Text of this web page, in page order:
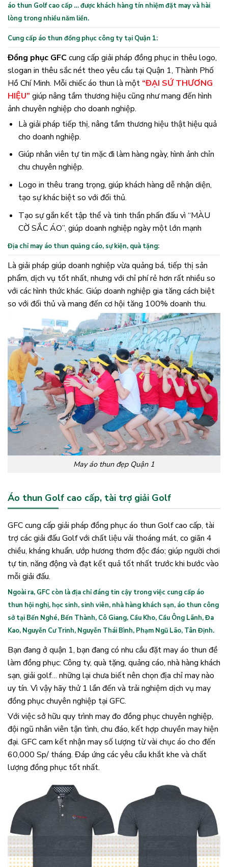
áo thun Golf cao cấp … được khách hàng tín nhiệm đặt may và hài
lòng trong nhiều năm liền.
Cung cấp áo thun đồng phục công ty tại Quận 1:
Đồng phục GFCcung cấp giải pháp đồng phục in thêu logo,
slogan in thêu sắc nét theo yêu cầu tại Quận 1, Thành Phố
Hồ Chí Minh. Mỗi chiếc áo thun là một “ĐẠI SỨ THƯƠNG
HIỆU” giúp nâng tầm thương hiệu cũng như mang đến hình
ảnh chuyên nghiệp cho doanh nghiệp.
Là giải pháp tiếp thị, nâng tầm thương hiệu thật hiệu quả
cho doanh nghiệp.
Giúp nhân viên tự tin mặc đi làm hàng ngày, hình ảnh chỉn
chu chuyên nghiệp.
Logo in thêu trang trọng, giúp khách hàng dễ nhận diện,
tạo sự khác biệt so với đối thủ.
Tạo sự gắn kết tập thể và tinh thần phấn đấu vì “MÀU
CỜ SẮC ÁO”, giúp doanh nghiệp ngày một lớn mạnh
Địa chỉ may áo thun quảng cáo, sự kiện, quà tặng:
Là giải pháp giúp doanh nghiệp vừa quảng bá, tiếp thị sản
phẩm, dịch vụ tốt nhất, nhưng với chỉ phí rẻ hơn rất nhiều so
với các hình thức khác. Giúp doanh nghiệp gia tăng cách biệt
so với đối thủ và mang đến cơ hội tăng 100% doanh thu.
May áo thun đẹp Quận 1
Áo thun Golf cao cấp, tài trợ giải Golf
GFC cung cấp giải pháp đồng phục áo thun Golf cao cấp, tài
trợ các giải đấu Golf với chất liệu vải thoáng mát, co giãn 4
chiều, kháng khuẩn, ướp hương thơm độc đáo; giúp người chơi
tự tin, năng động và đạt kết quả tốt nhất trước khi bước vào
mỗi giải đấu.
Ngoài ra, GFC còn là địa chỉ đáng tin cậy trong việc cung cấp áo
thun hội nghị, học sinh, sinh viên, nhà hàng khách sạn, áo thun công
sở tại Bến Nghé, Bến Thành, Cô Giang, Cầu Kho, Cầu Ông Lãnh, Đa
Kao, Nguyễn Cư Trinh, Nguyễn Thái Bình, Phạm Ngũ Lão, Tân Định.
Bạn đang ở quận 1, bạn đang có nhu cầu đặt may áo thun đề
làm đồng phục: Công ty, quà tặng, quảng cáo, nhà hàng khách
sạn, giải golf… những lại chưa biết nên chọn địa chỉ may nào
uy tín. Vì vậy hãy thử 1 lần đến và trải nghiệm dịch vụ may
đồng phục chuyên nghiệp tại GFC.
Với việc sở hữu quy trình may đo đồng phục chuyên nghiệp,
đội ngũ nhân viên tận tình, chu đáo, kết hợp chuyền may hiện
đại. GFC cam kết nhận may số lượng từ vài chục áo cho đến
60,000 Sp/ tháng. Đáp ứng các yêu cầu khắt khe và chất
lượng đồng phục tốt nhất.